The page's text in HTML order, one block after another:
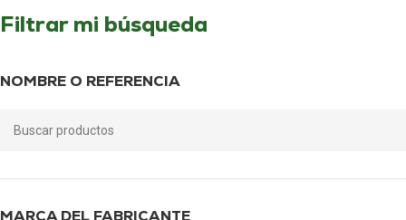
Filtrar mi búsqueda
NOMBRE O REFERENCIA
MARCA DEL FABRICANTE